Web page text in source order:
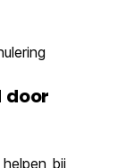
door
bij